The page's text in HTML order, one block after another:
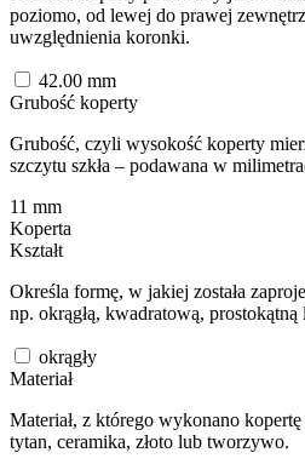
poziomo, od lewej do prawej
uwzględnienia koronki.
42.00 mm
Grubość koperty
Grubość, czyli wysokość koperty
szczytu szkła – podawana w
11 mm
Koperta
Kształt
Określa formę, w jakiej została
np. okrągłą, kwadratową, prostokątną
okrągły
Materiał
Materiał, z którego wykonano
tytan, ceramika, złoto lub tworzywo.